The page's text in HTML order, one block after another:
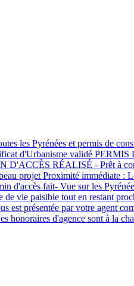
les Pyrénées et permis de
d'Urbanisme validé
D'ACCÈS RÉALISÉ - Prêt à
projet Proximité immédiate :
d'accès fait- Vue sur les
vie paisible tout en restant
est présentée par votre agent
d'agence sont à la